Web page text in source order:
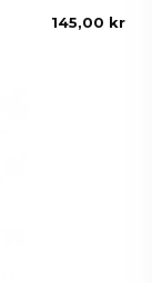
145,00 kr